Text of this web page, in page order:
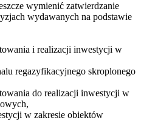
wymienić zatwierdzanie
wydawanych na podstawie
i realizacji inwestycji w
regazyfikacyjnego skroplonego
do realizacji inwestycji w
w zakresie obiektów